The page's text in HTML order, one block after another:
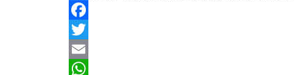
Facebook
Twitter
Email